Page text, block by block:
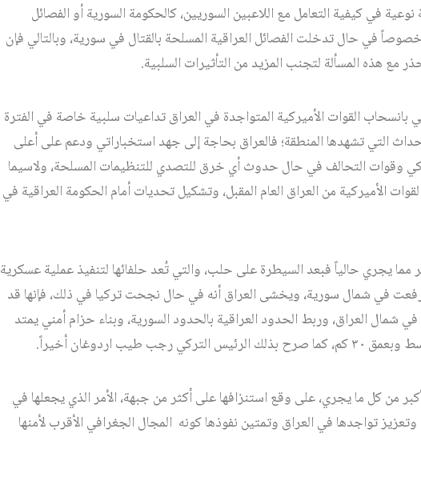
نوعية في كيفية التعامل مع اللاعبين السوريين، كالحكومة السورية أو الفصائل
في حال تدخلت الفصائل العراقية المسلحة بالقتال في سورية، وبالتالي فإن
مع هذه المسألة لتجنب المزيد من التأثيرات السلبية.
بانسحاب القوات الأميركية المتواجدة في العراق تداعيات سلبية خاصة في الفترة
التي تشهدها المنطقة؛ فالعراق بحاجة إلى جهد استخباراتي ودعم على أعلى
وقوات التحالف في حال حدوث أي خرق للتصدي للتنظيمات المسلحة، ولاسيما
الأميركية من العراق العام المقبل، وتشكيل تحديات أمام الحكومة العراقية في
مما يجري حالياً فبعد السيطرة على حلب، والتي تُعد حلفائها لتنفيذ عملية عسكرية
في شمال سورية، ويخشى العراق أنه في حال نجحت تركيا في ذلك، فإنها قد
شمال العراق، وربط الحدود العراقية بالحدود السورية، وبناء حزام أمني يمتد
طيب اردوغان أخيراً.
من كل ما يجري، على وقع استنزافها على أكثر من جبهة، الأمر الذي يجعلها في
تواجدها في العراق وتمتين نفوذها كونه المجال الجغرافي الأقرب لأمنها